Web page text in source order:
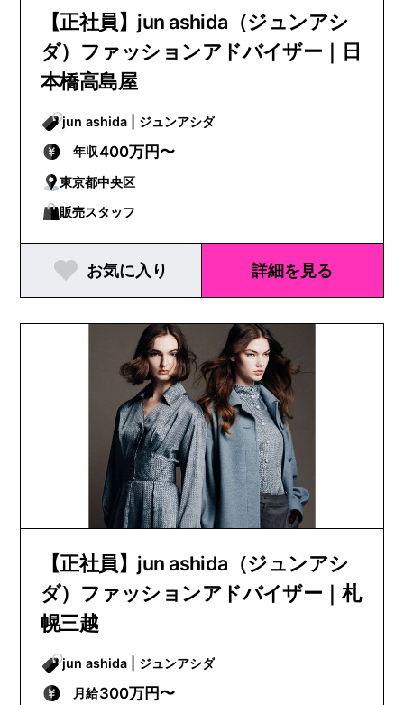
【正社員】jun ashida（ジュンアシ
ダ）ファッションアドバイザー｜日
本橋高島屋
jun ashida | ジュンアシダ
年収400万円〜
東京都中央区
販売スタッフ
お気に入り 詳細を見る
【正社員】jun ashida（ジュンアシ
ダ）ファッションアドバイザー｜札
幌三越
jun ashida | ジュンアシダ
月給300万円〜